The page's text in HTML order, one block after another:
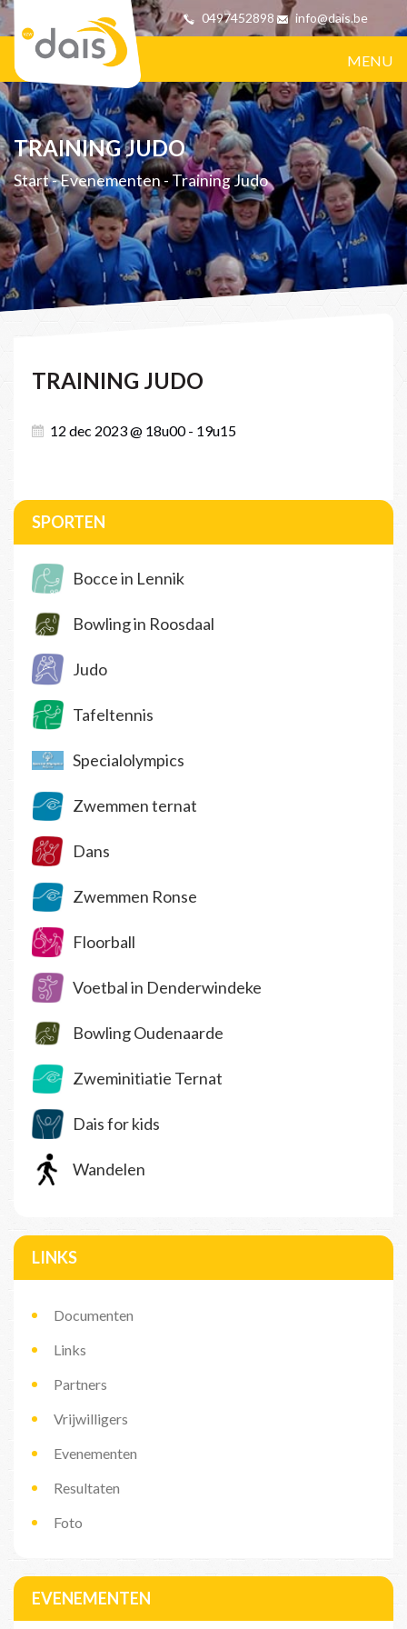
0497452898 info@dais.be
MENU
TRAINING JUDO
Start-Evenementen-Training Judo
TRAINING JUDO
12 dec 2023 @ 18u00 - 19u15
SPORTEN
Bocce in Lennik
Bowling in Roosdaal
Judo
Tafeltennis
Specialolympics
Zwemmen ternat
Dans
Zwemmen Ronse
Floorball
Voetbal in Denderwindeke
Bowling Oudenaarde
Zweminitiatie Ternat
Dais for kids
Wandelen
LINKS
Documenten
Links
Partners
Vrijwilligers
Evenementen
Resultaten
Foto
EVENEMENTEN